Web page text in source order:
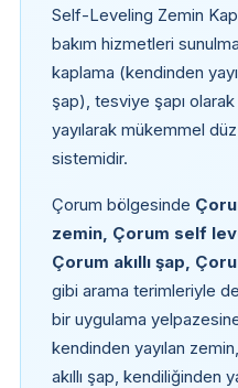
Self-Leveling Zemin
bakım hizmetleri
kaplama (kendinden
şap), tesviye şapı
yayılarak mükemmel
sistemidir.
Çorum bölgesinde
zemin, Çorum self
Çorum akıllı şap,
gibi arama terimleriyle
bir uygulama
kendinden yayılan
akıllı şap, kendiliğinden